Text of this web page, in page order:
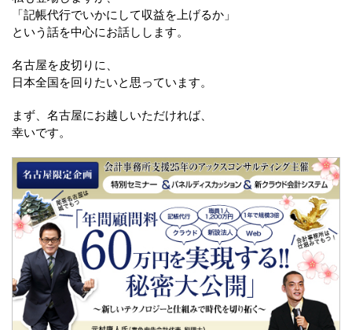
「記帳代行でいかにして収益を上げるか」
という話を中心にお話しします。
名古屋を皮切りに、
日本全国を回りたいと思っています。
まず、名古屋にお越しいただければ、
幸いです。